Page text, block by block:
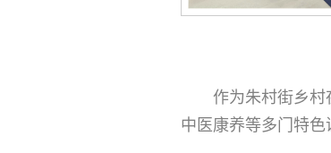
作为朱村街乡
中医康养等多门特色